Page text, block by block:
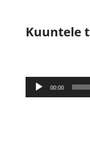
Kuuntele
Äänitoistin
00:00